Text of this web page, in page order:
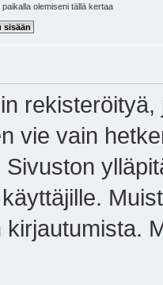
paikalla olemiseni tällä kertaa
vie vain
kirjautumista.